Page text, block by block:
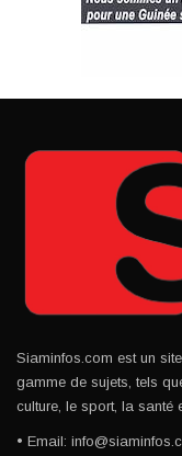
Siaminfos.com est un
gamme de sujets, tels
culture, le sport, la santé
• Email: